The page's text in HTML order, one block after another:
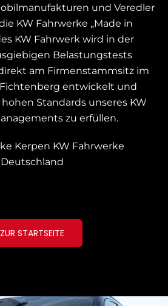
und Veredler
KW Fahrwerke „Made in
KW Fahrwerk wird in der
Belastungstests
am Firmenstammsitz im
entwickelt und
Standards unseres KW
zu erfüllen.
Kerpen KW Fahrwerke
Deutschland
ZUR STARTSEITE